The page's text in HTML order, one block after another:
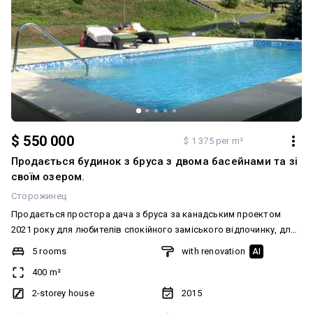
$ 550 000 $ 1 375 per m²
Продається будинок з бруса з двома басейнами та зі
своїм озером.
Сторожинец
Продається простора дача з бруса за канадським проектом
2021 року для любителів спокійного заміського відпочинку, для
цілорічного проживання площею 400 кв. м. з двома басейнами,
що підігріваються, сауною, з власним озером і лісосмугою,
розташовано на ділянці 48 соток, дальність від обласного
центру міста Чернівці 20 км. та дальність від центру міста
5 rooms
400 m²
2-storey house
with renovation AI
2015